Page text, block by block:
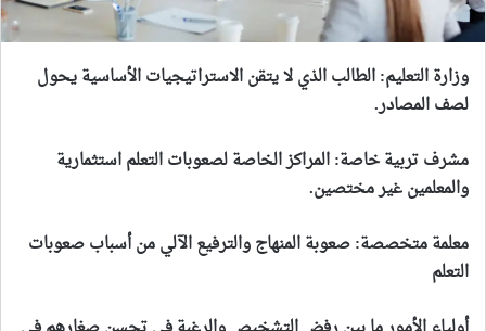
وزارة التعليم:الطالب الذي لا يتقن الاستراتيجيات الأساسية يحول
لصف المصادر.
مشرف تربية خاصة:المراكز الخاصة لصعوبات التعلم استثمارية
والمعلمين غير مختصين.
معلمة متخصصة:صعوبة المنهاج والترفيع الآلي من أسباب صعوبات
التعلم